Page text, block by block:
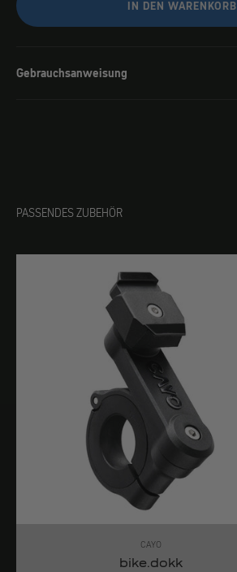
IN DEN WARENKORB
Gebrauchsanweisung
PASSENDES ZUBEHÖR
CAYO
bike.dokk